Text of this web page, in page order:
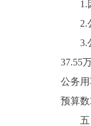
1.因
2.公
3.公
37.55
公务
预算
五、